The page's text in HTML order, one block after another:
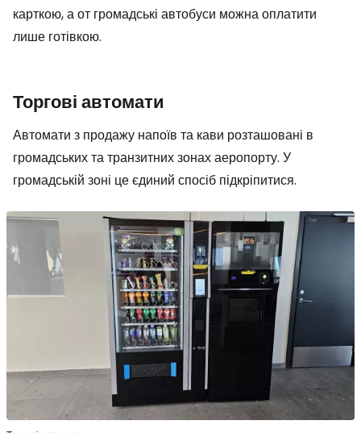
карткою, а от громадські автобуси можна оплатити
лише готівкою.
Торгові автомати
Автомати з продажу напоїв та кави розташовані в
громадських та транзитних зонах аеропорту. У
громадській зоні це єдиний спосіб підкріпитися.